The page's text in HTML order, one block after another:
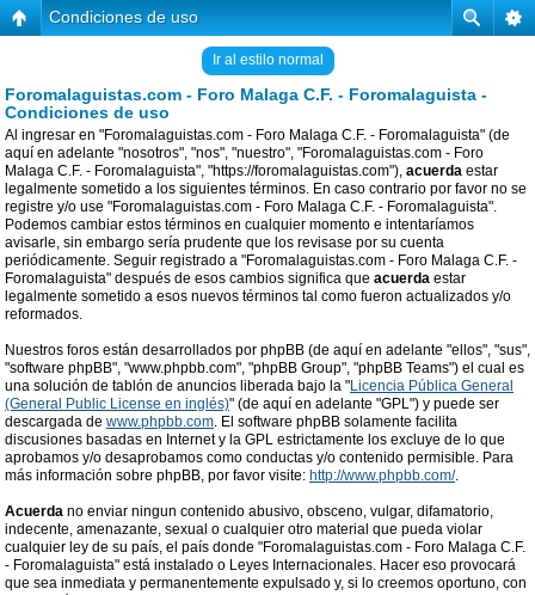
Condiciones de uso
Ir al estilo normal
Foromalaguistas.com - Foro Malaga C.F. - Foromalaguista -
Condiciones de uso
Al ingresar en "Foromalaguistas.com - Foro Malaga C.F. - Foromalaguista" (de
aquí en adelante "nosotros", "nos", "nuestro", "Foromalaguistas.com - Foro
Malaga C.F. - Foromalaguista", "https://foromalaguistas.com"), acuerda estar
legalmente sometido a los siguientes términos. En caso contrario por favor no se
registre y/o use "Foromalaguistas.com - Foro Malaga C.F. - Foromalaguista".
Podemos cambiar estos términos en cualquier momento e intentaríamos
avisarle, sin embargo sería prudente que los revisase por su cuenta
periódicamente. Seguir registrado a "Foromalaguistas.com - Foro Malaga C.F. -
Foromalaguista" después de esos cambios significa que acuerda estar
legalmente sometido a esos nuevos términos tal como fueron actualizados y/o
reformados.
Nuestros foros están desarrollados por phpBB (de aquí en adelante "ellos", "sus",
"software phpBB", "www.phpbb.com", "phpBB Group", "phpBB Teams") el cual es
una solución de tablón de anuncios liberada bajo la "Licencia Pública General
(General Public License en inglés)" (de aquí en adelante "GPL") y puede ser
descargada de www.phpbb.com. El software phpBB solamente facilita
discusiones basadas en Internet y la GPL estrictamente los excluye de lo que
aprobamos y/o desaprobamos como conductas y/o contenido permisible. Para
más información sobre phpBB, por favor visite: http://www.phpbb.com/.
Acuerda no enviar ningun contenido abusivo, obsceno, vulgar, difamatorio,
indecente, amenazante, sexual o cualquier otro material que pueda violar
cualquier ley de su país, el país donde "Foromalaguistas.com - Foro Malaga C.F.
- Foromalaguista" está instalado o Leyes Internacionales. Hacer eso provocará
que sea inmediata y permanentemente expulsado y, si lo creemos oportuno, con